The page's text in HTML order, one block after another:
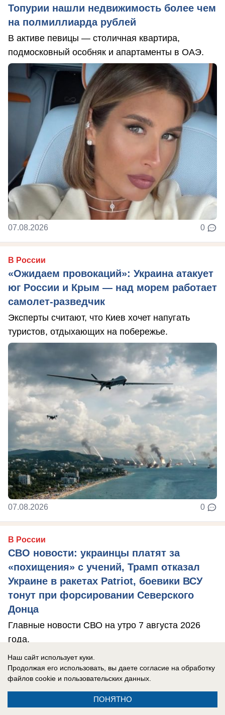
Топурии нашли недвижимость более чем
на полмиллиарда рублей
В активе певицы — столичная квартира,
подмосковный особняк и апартаменты в ОАЭ.
07.08.2026 0
В России
«Ожидаем провокаций»: Украина атакует
юг России и Крым — над морем работает
самолет-разведчик
Эксперты считают, что Киев хочет напугать
туристов, отдыхающих на побережье.
07.08.2026 0
В России
СВО новости: украинцы платят за
«похищения» с учений, Трамп отказал
Украине в ракетах Patriot, боевики ВСУ
тонут при форсировании Северского
Донца
Главные новости СВО на утро 7 августа 2026
года.
Наш сайт использует куки.
Продолжая его использовать, вы даете согласие на обработку
файлов cookie и пользовательских данных.
ПОНЯТНО